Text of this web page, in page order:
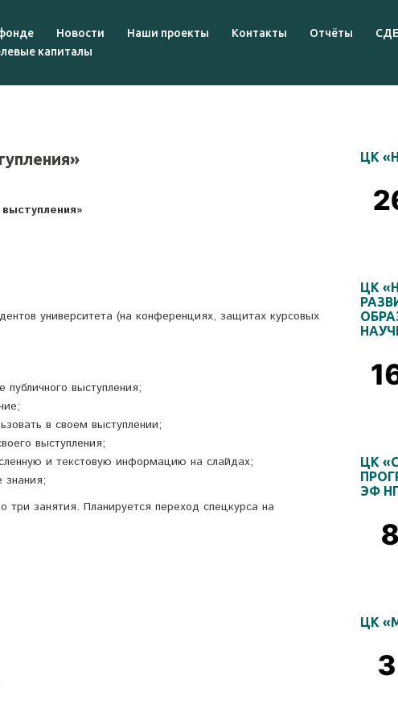
Новости Наши проекты Контакты Отчёты
капиталы
университета (на конференциях, защитах курсовых
выступления;
в своем выступлении;
выступления;
и текстовую информацию на слайдах;
знания;
занятия. Планируется переход спецкурса на
ЦК
ЦК
ЦК
ЭФ
ЦК